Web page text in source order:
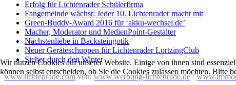
Erfolg für Lichtenrader Schülerfirma
Fangemeinde wächst: Jeder 10. Lichtenrader macht mit
Green-Buddy-Award 2016 für ‘akku-wechsel.de’
Macher, Moderator und MedienPoint-Gestalter
Nächstenliebe in Backsteingotik
Neuer Geräteschuppen für Lichtenrader LortzingClub
Sicher durch den Winter
www.lichtenrade.comvon:www.werbung-lichtenrade.de/
Wir nutzen Cookies auf unserer Website. Einige von ihnen sind
können selbst entscheiden, ob Sie die Cookies zulassen möchten.